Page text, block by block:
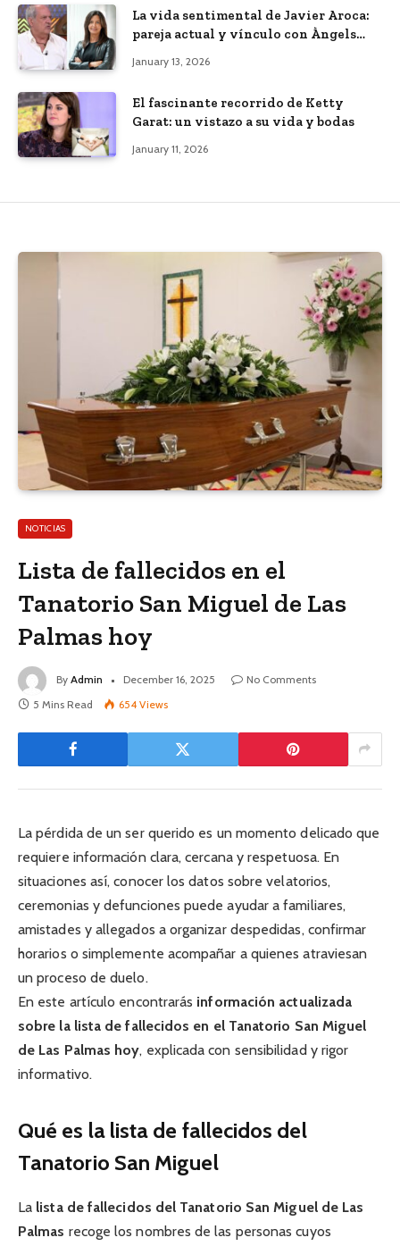
La vida sentimental de Javier Aroca:
pareja actual y vínculo con Àngels
January 13, 2026
El fascinante recorrido de Ketty
Garat: un vistazo a su vida y bodas
January 11, 2026
NOTICIAS
Lista de fallecidos en el
Tanatorio San Miguel de Las
Palmas hoy
By Admin December 16, 2025
No Comments
5 Mins Read
654 Views
La pérdida de un ser querido es un momento delicado que
requiere información clara, cercana y respetuosa. En
situaciones así, conocer los datos sobre velatorios,
ceremonias y defunciones puede ayudar a familiares,
amistades y allegados a organizar despedidas, confirmar
horarios o simplemente acompañar a quienes atraviesan
un proceso de duelo.
En este artículo encontrarás información actualizada
sobre la lista de fallecidos en el Tanatorio San Miguel
de Las Palmas hoy, explicada con sensibilidad y rigor
informativo.
Qué es la lista de fallecidos del
Tanatorio San Miguel
La lista de fallecidos del Tanatorio San Miguel de Las
Palmas recoge los nombres de las personas cuyos